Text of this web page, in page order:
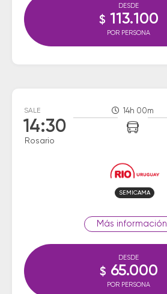
DESDE
$ 113.100
POR PERSONA
SALE
14:30
Rosario
14h 00m
SEMICAMA
información
DESDE
$ 65.000
POR PERSONA